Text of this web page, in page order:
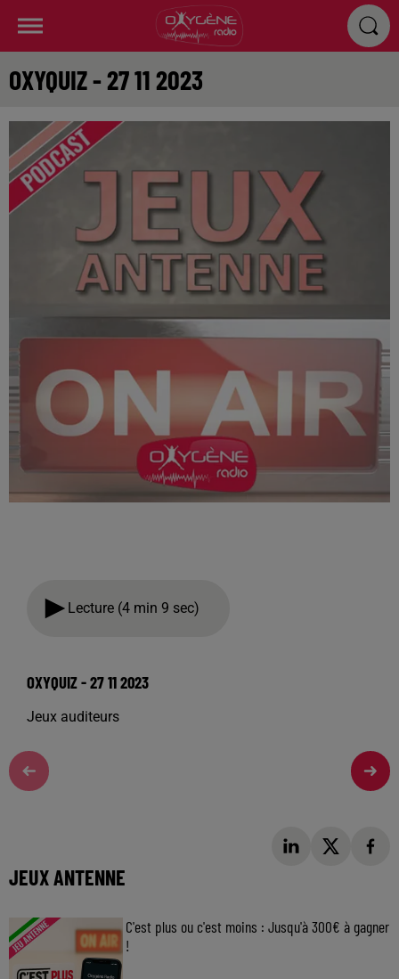
OXYQUIZ - 27 11 2023
Lecture (4 min 9 sec)
OXYQUIZ - 27 11 2023
Jeux auditeurs
JEUX ANTENNE
C'est plus ou c'est moins : Jusqu'à 300€ à gagner
!